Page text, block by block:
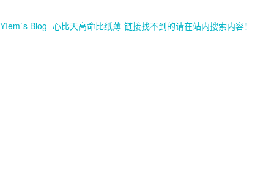
YIem`s Blog -心比天高命比纸薄-链接找不到的请在站内搜索内容！